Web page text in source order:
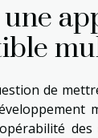
de